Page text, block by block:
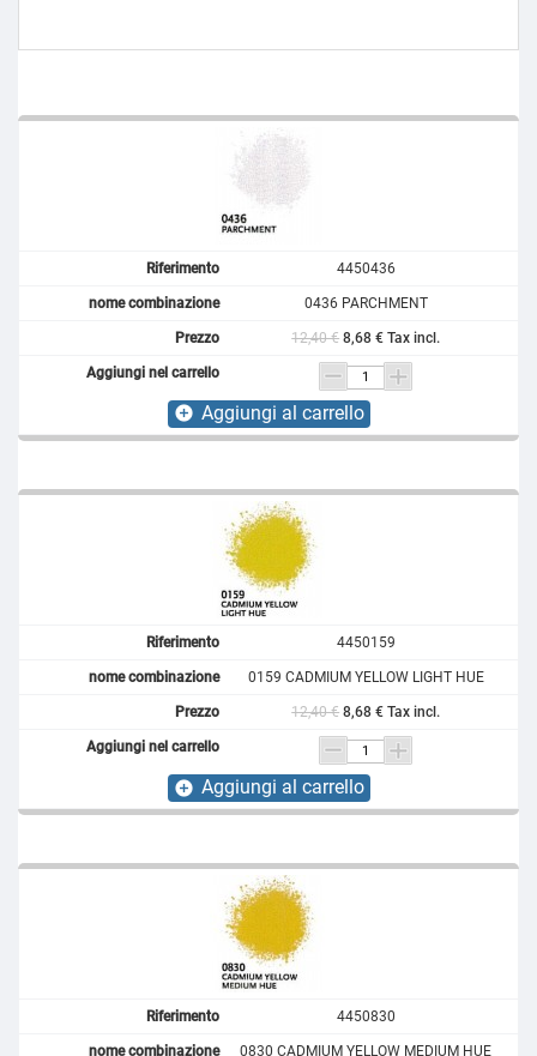
4450436
0436 PARCHMENT
12,40 € 8,68 € Tax incl.
add_circle Aggiungi al carrello
4450159
0159 CADMIUM YELLOW LIGHT HUE
12,40 € 8,68 € Tax incl.
add_circle Aggiungi al carrello
4450830
0830 CADMIUM YELLOW MEDIUM HUE